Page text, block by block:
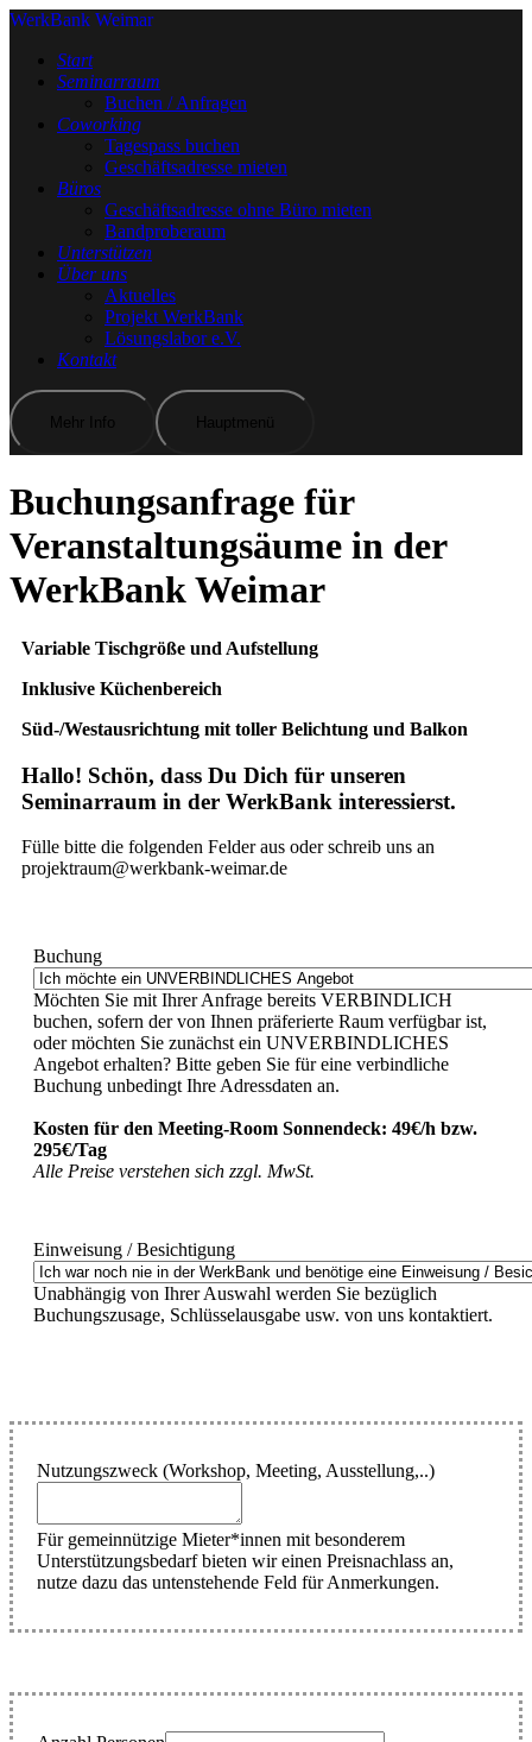
WerkBank Weimar
Start
Seminarraum
Buchen / Anfragen
Coworking
Tagespass buchen
Geschäftsadresse mieten
Büros
Geschäftsadresse ohne Büro mieten
Bandproberaum
Unterstützen
Über uns
Aktuelles
Projekt WerkBank
Lösungslabor e.V.
Kontakt
Mehr Info Hauptmenü
Buchungsanfrage für
Veranstaltungsäume in der
WerkBank Weimar
Variable Tischgröße und Aufstellung
Inklusive Küchenbereich
Süd-/Westausrichtung mit toller Belichtung und Balkon
Hallo! Schön, dass Du Dich für unseren
Seminarraum in der WerkBank interessierst.
Fülle bitte die folgenden Felder aus oder schreib uns an
projektraum@werkbank-weimar.de
Buchung
Möchten Sie mit Ihrer Anfrage bereits VERBINDLICH
buchen, sofern der von Ihnen präferierte Raum verfügbar ist,
oder möchten Sie zunächst ein UNVERBINDLICHES
Angebot erhalten? Bitte geben Sie für eine verbindliche
Buchung unbedingt Ihre Adressdaten an.
Kosten für den Meeting-Room Sonnendeck: 49€/h bzw.
295€/Tag
Alle Preise verstehen sich zzgl. MwSt.
Einweisung / Besichtigung
Unabhängig von Ihrer Auswahl werden Sie bezüglich
Buchungszusage, Schlüsselausgabe usw. von uns kontaktiert.
Nutzungszweck (Workshop, Meeting, Ausstellung,..)
Für gemeinnützige Mieter*innen mit besonderem
Unterstützungsbedarf bieten wir einen Preisnachlass an,
nutze dazu das untenstehende Feld für Anmerkungen.